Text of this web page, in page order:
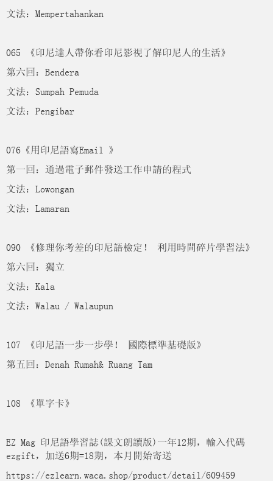
文法：Mempertahankan
065 《印尼達人帶你看印尼影視了解印尼人的生活》
第六回：Bendera
文法：Sumpah Pemuda
文法：Pengibar
076《用印尼語寫Email 》
第一回：通過電子郵件發送工作申請的程式
文法：Lowongan
文法：Lamaran
090 《修理你考差的印尼語檢定！ 利用時間碎片學習法》
第六回：獨立
文法：Kala
文法：Walau / Walaupun
107 《印尼語一步一步學！ 國際標準基礎版》
第五回：Denah Rumah& Ruang Tam
108 《單字卡》
EZ Mag 印尼語學習誌(課文朗讀版)一年12期，輸入代碼
ezgift，加送6期=18期，本月開始寄送
https://ezlearn.waca.shop/product/detail/609459